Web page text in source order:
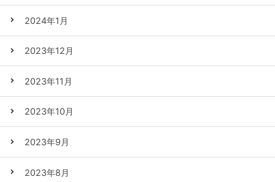
2024年1月
2023年12月
2023年11月
2023年10月
2023年9月
2023年8月